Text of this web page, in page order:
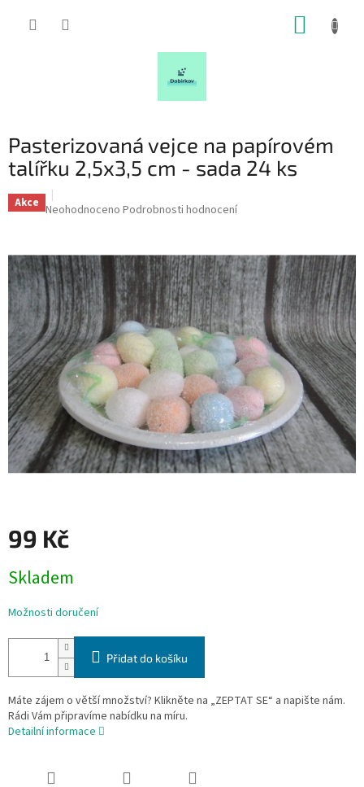
Pasterizovaná vejce na papírovém
talířku 2,5x3,5 cm - sada 24 ks
Akce Průměrné
je
0,0
z
5
hvězdiček.
Neohodnoceno Podrobnosti hodnocení
99 Kč
cena:
Skladem
Možnosti doručení
Přidat do košíku
Máte zájem o větší množství? Klikněte na „ZEPTAT SE“ a napište nám.
Rádi Vám připravíme nabídku na míru.
Detailní informace